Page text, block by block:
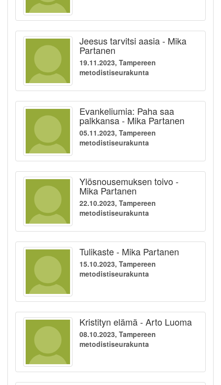
Jeesus tarvitsi aasia - Mika
Partanen
19.11.2023, Tampereen
metodistiseurakunta
Evankeliumia: Paha saa
palkkansa - Mika Partanen
05.11.2023, Tampereen
metodistiseurakunta
Ylösnousemuksen toivo -
Mika Partanen
22.10.2023, Tampereen
metodistiseurakunta
Tulikaste - Mika Partanen
15.10.2023, Tampereen
metodistiseurakunta
Kristityn elämä - Arto Luoma
08.10.2023, Tampereen
metodistiseurakunta